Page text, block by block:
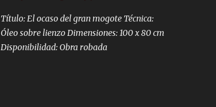
Título: El ocaso del gran mogote Técnica:
Óleo sobre lienzo Dimensiones: 100 x 80 cm
Disponibilidad: Obra robada